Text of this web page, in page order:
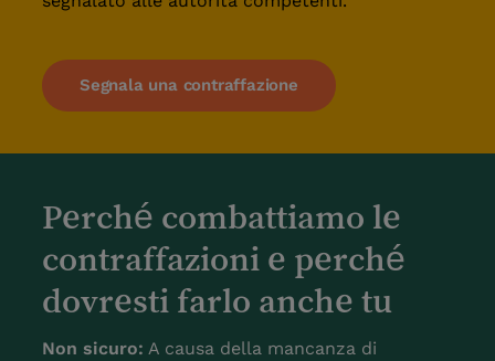
Segnala una contraffazione
Perché combattiamo le
contraffazioni e perché
dovresti farlo anche tu
Non sicuro: A causa della mancanza di